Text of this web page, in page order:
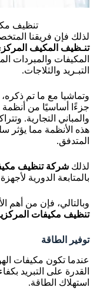
تنظيف
لذلك فإن فريقنا
تنـظيف المكيف
المكيفات والمبردات
التبـريد والثلاجات.
وتماشيا مع ما تم ذكره،
جزءًا أساسيًا من أنظمة
والمباني التجارية.
هذه الأنظمة مما يؤثر
المتدفق.
لذلك شركة تنظيف
بالمتابعة الدورية
وبالتالي، فإن من أهم
تنظيف مكيفات
توفير الطاقة
عندما تكون مكيفات
القدرة على التبريد
استهلاك الطاقة.